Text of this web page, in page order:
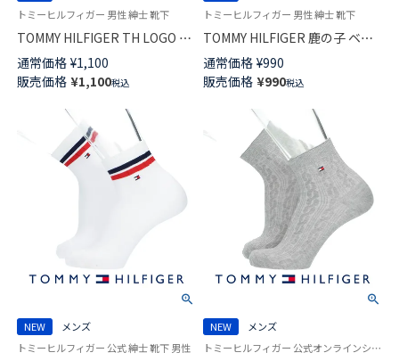
トミーヒルフィガー 男性 紳士 靴下
TOMMY HILFIGER TH LOGO ス
ニーカー丈 カジュアル ソック
ス メンズ 02552687
通常価格 ¥1,100
販売価格 ¥1,100税込
トミーヒルフィガー 男性 紳士 靴下
TOMMY HILFIGER 鹿の子 ベー
シックカラー トミーフラッグ
スニーカー丈 カジュアル ソッ
クス メンズ 02552684
通常価格 ¥990
販売価格 ¥990税込
NEW
メンズ
トミーヒルフィガー 公式 紳士 靴下 男性
NEW
メンズ
トミーヒルフィガー 公式オンラインショップ 紳士 靴下